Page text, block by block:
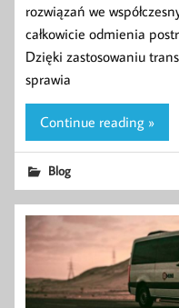
rozwiązań we
całkowicie odmienia
Dzięki zastosowaniu
sprawia
Continue reading »
Blog